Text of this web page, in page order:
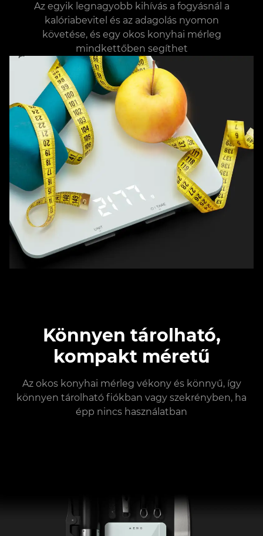
Az egyik legnagyobb kihívás a fogyásnál a
kalóriabevitel és az adagolás nyomon
követése, és egy okos konyhai mérleg
mindkettőben segíthet
Könnyen tárolható,
kompakt méretű
Az okos konyhai mérleg vékony és könnyű, így
könnyen tárolható fiókban vagy szekrényben, ha
épp nincs használatban